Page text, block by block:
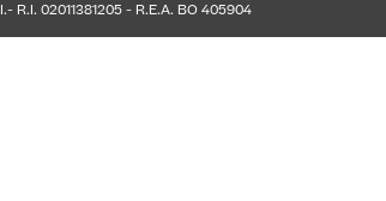
02011381205 - R.E.A. BO 405904